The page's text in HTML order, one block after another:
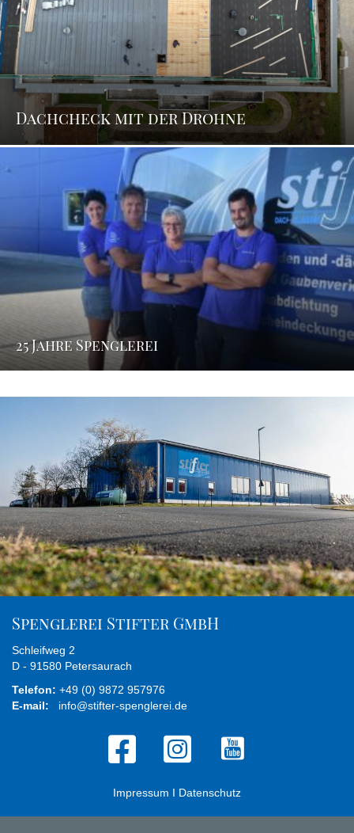
Dachcheck mit der Drohne
25 Jahre Spenglerei
Spenglerei Stifter GmbH
Schleifweg 2
D - 91580 Petersaurach
Telefon: +49 (0) 9872 957976
E-mail:
info@stifter-spenglerei.de
Impressum Ι Datenschutz